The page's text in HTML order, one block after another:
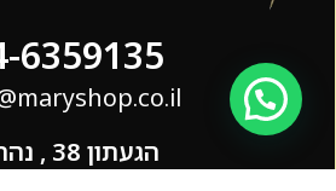
6359135
הגעתון 38 , נהריה